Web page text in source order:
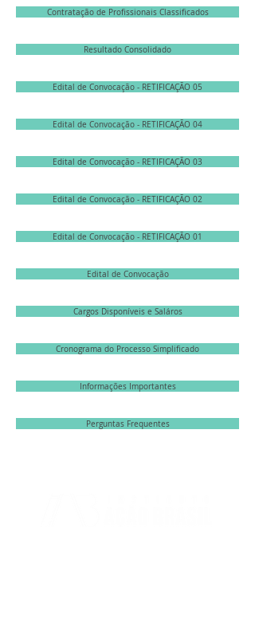
Contratação de Profissionais Classificados
Resultado Consolidado
Edital de Convocação - RETIFICAÇÃO 05
Edital de Convocação - RETIFICAÇÃO 04
Edital de Convocação - RETIFICAÇÃO 03
Edital de Convocação - RETIFICAÇÃO 02
Edital de Convocação - RETIFICAÇÃO 01
Edital de Convocação
Cargos Disponíveis e Saláros
Cronograma do Processo Simplificado
Informações Importantes
Perguntas Frequentes